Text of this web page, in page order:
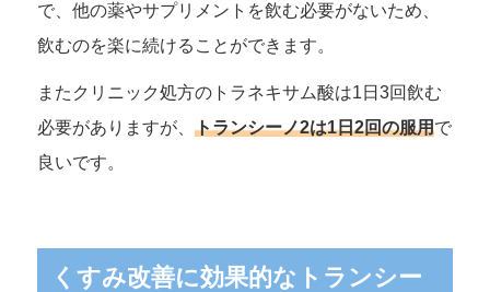
で、他の薬やサプリメントを飲む必要がないため、
飲むのを楽に続けることができます。
またクリニック処方のトラネキサム酸は1日3回飲む
必要がありますが、 トランシーノ2は1日2回の服用で
良いです。
くすみ改善に効果的なトランシー